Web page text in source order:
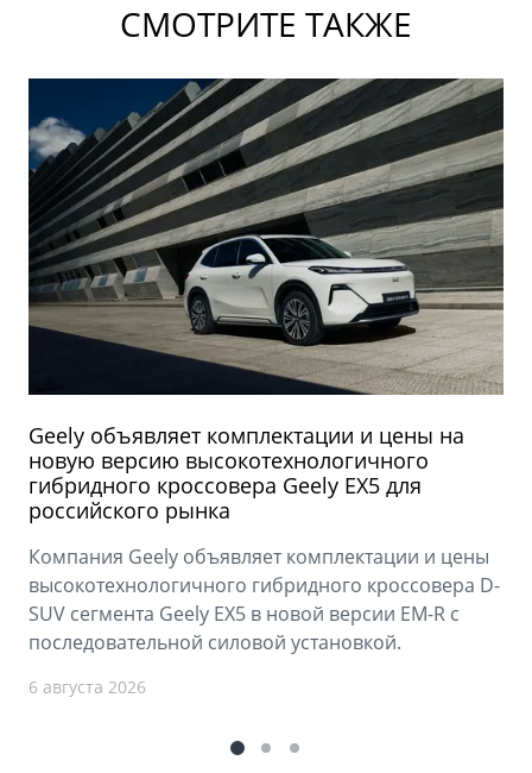
СМОТРИТЕ ТАКЖЕ
Geely объявляет комплектации и цены на
новую версию высокотехнологичного
гибридного кроссовера Geely EX5 для
российского рынка
Компания Geely объявляет комплектации и цены
высокотехнологичного гибридного кроссовера D-
SUV сегмента Geely EX5 в новой версии EM-R с
последовательной силовой установкой.
6 августа 2026